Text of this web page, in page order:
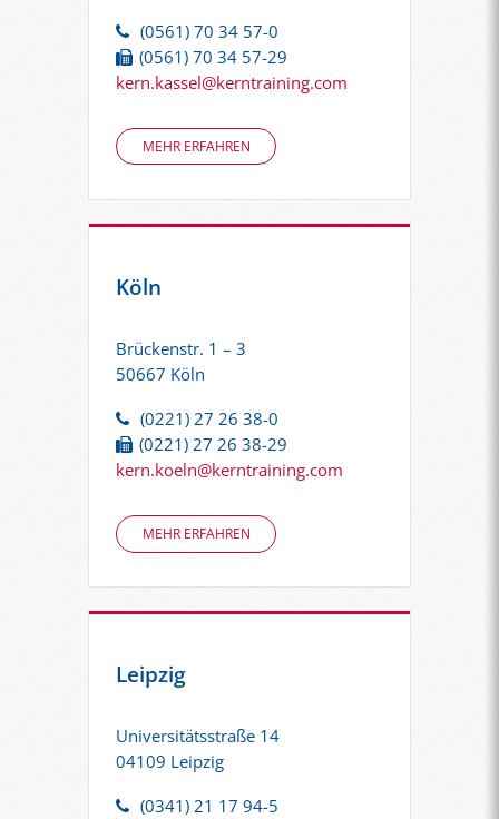
(0561) 70 34 57-0
(0561) 70 34 57-29
kern.kassel@kerntraining.com
MEHR ERFAHREN
Köln
Brückenstr. 1 – 3
50667 Köln
(0221) 27 26 38-0
(0221) 27 26 38-29
kern.koeln@kerntraining.com
MEHR ERFAHREN
Leipzig
Universitätsstraße 14
04109 Leipzig
(0341) 21 17 94-5